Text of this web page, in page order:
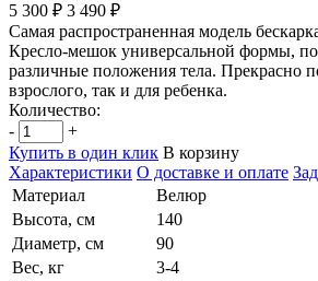
5 300 ₽ 3 490 ₽
Самая распространенная модель
Кресло-мешок универсальной формы,
различные положения тела. Прекрасно
взрослого, так и для ребенка.
Количество:
-
+
Купить в один клик В корзину
Характеристики О доставке и оплате
Материал
Велюр
Высота, см
140
Диаметр, см
90
Вес, кг
3-4